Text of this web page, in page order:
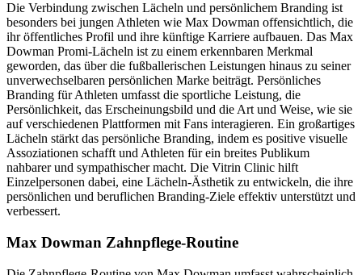
Die Verbindung zwischen Lächeln und persönlichem Branding ist
besonders bei jungen Athleten wie Max Dowman offensichtlich, die
ihr öffentliches Profil und ihre künftige Karriere aufbauen. Das Max
Dowman Promi-Lächeln ist zu einem erkennbaren Merkmal
geworden, das über die fußballerischen Leistungen hinaus zu seiner
unverwechselbaren persönlichen Marke beiträgt. Persönliches
Branding für Athleten umfasst die sportliche Leistung, die
Persönlichkeit, das Erscheinungsbild und die Art und Weise, wie sie
auf verschiedenen Plattformen mit Fans interagieren. Ein großartiges
Lächeln stärkt das persönliche Branding, indem es positive visuelle
Assoziationen schafft und Athleten für ein breites Publikum
nahbarer und sympathischer macht. Die Vitrin Clinic hilft
Einzelpersonen dabei, eine Lächeln-Ästhetik zu entwickeln, die ihre
persönlichen und beruflichen Branding-Ziele effektiv unterstützt und
verbessert.
Max Dowman Zahnpflege-Routine